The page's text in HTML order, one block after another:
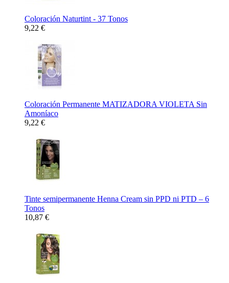
Coloración Naturtint - 37 Tonos
9,22 €
Coloración Permanente MATIZADORA VIOLETA Sin
Amoníaco
9,22 €
Tinte semipermanente Henna Cream sin PPD ni PTD – 6
Tonos
10,87 €